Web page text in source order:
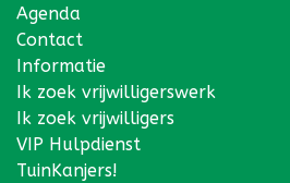
Agenda
Contact
Informatie
Ik zoek vrijwilligerswerk
Ik zoek vrijwilligers
VIP Hulpdienst
TuinKanjers!